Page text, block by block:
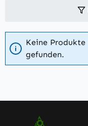
Keine Produkte
gefunden.